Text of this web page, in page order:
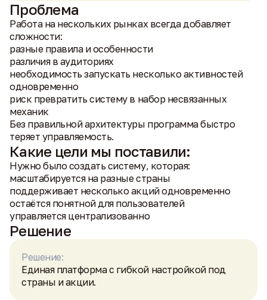
Проблема
Работа на нескольких рынках всегда добавляет
сложности:
разные правила и особенности
различия в аудиториях
необходимость запускать несколько активностей
одновременно
риск превратить систему в набор несвязанных
механик
Без правильной архитектуры программа быстро
теряет управляемость.
Какие цели мы поставили:
Нужно было создать систему, которая:
масштабируется на разные страны
поддерживает несколько акций одновременно
остаётся понятной для пользователей
управляется централизованно
Решение
Решение:
Единая платформа с гибкой настройкой под
страны и акции.